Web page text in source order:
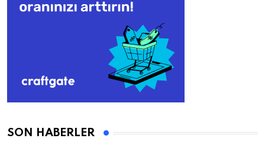
SON HABERLER